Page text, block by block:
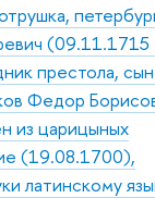
(09.11.1715
престола,
Федор
из царицыных
(19.08.1700),
латинскому